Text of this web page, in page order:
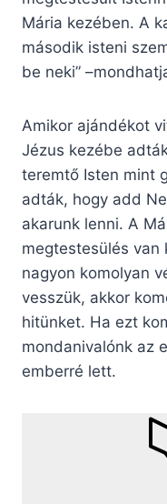
Mária kezében. A
második isteni
be neki”
Amikor ajándékot
Jézus kezébe
teremtő Isten mint
adták, hogy add
akarunk lenni. A
megtestesülés van
nagyon komolyan
vesszük, akkor
hitünket. Ha ezt
mondanivalónk az
emberré lett.